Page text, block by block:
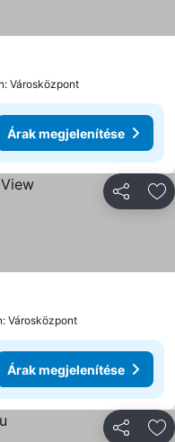
Városközpont
Árak megjelenítése
Városközpont
Árak megjelenítése